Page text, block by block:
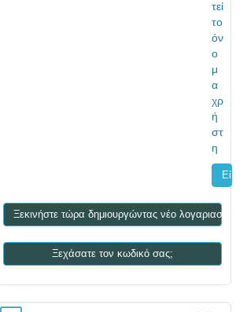
τεί
το
όν
ο
μ
α
χρ
ή
στ
η
Ξεκινήστε τώρα δημιουργώντας νέο λογαριασμό!
Ξεχάσατε τον κωδικό σας;